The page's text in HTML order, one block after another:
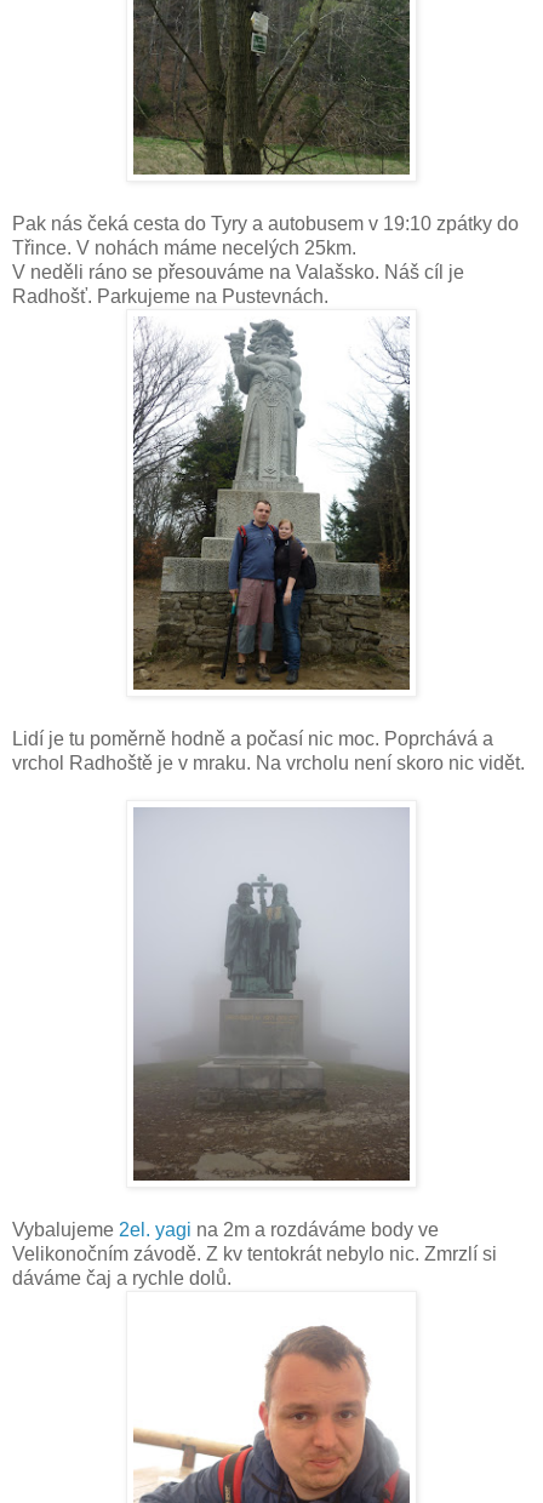
Pak nás čeká cesta do Tyry a autobusem v 19:10 zpátky do
Třince. V nohách máme necelých 25km.
V neděli ráno se přesouváme na Valašsko. Náš cíl je
Radhošť. Parkujeme na Pustevnách.
Lidí je tu poměrně hodně a počasí nic moc. Poprchává a
vrchol Radhoště je v mraku. Na vrcholu není skoro nic vidět.
Vybalujeme 2el. yagi na 2m a rozdáváme body ve
Velikonočním závodě. Z kv tentokrát nebylo nic. Zmrzlí si
dáváme čaj a rychle dolů.